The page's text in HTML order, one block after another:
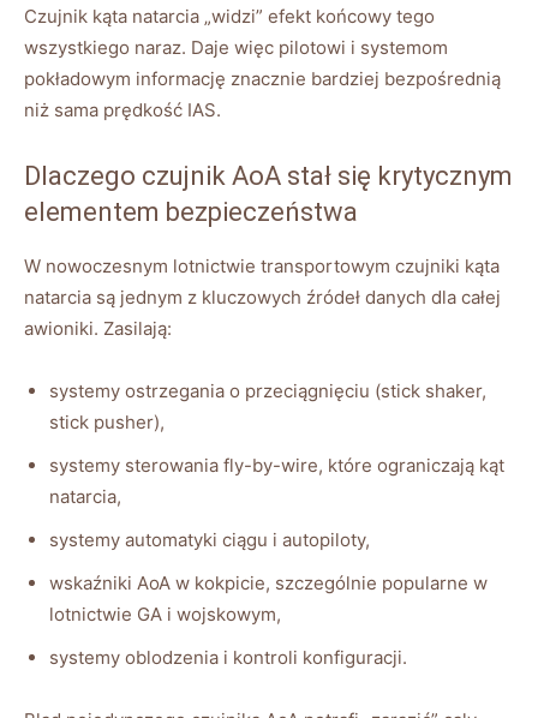
Czujnik kąta natarcia „widzi” efekt końcowy tego
wszystkiego naraz. Daje więc pilotowi i systemom
pokładowym informację znacznie bardziej bezpośrednią
niż sama prędkość IAS.
Dlaczego czujnik AoA stał się krytycznym
elementem bezpieczeństwa
W nowoczesnym lotnictwie transportowym czujniki kąta
natarcia są jednym z kluczowych źródeł danych dla całej
awioniki. Zasilają:
systemy ostrzegania o przeciągnięciu (stick shaker,
stick pusher),
systemy sterowania fly-by-wire, które ograniczają kąt
natarcia,
systemy automatyki ciągu i autopiloty,
wskaźniki AoA w kokpicie, szczególnie popularne w
lotnictwie GA i wojskowym,
systemy oblodzenia i kontroli konfiguracji.